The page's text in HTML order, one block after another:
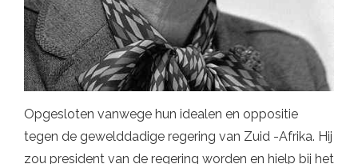
Opgesloten vanwege hun idealen en oppositie
tegen de gewelddadige regering van Zuid -Afrika. Hij
zou president van de regering worden en hielp bij het